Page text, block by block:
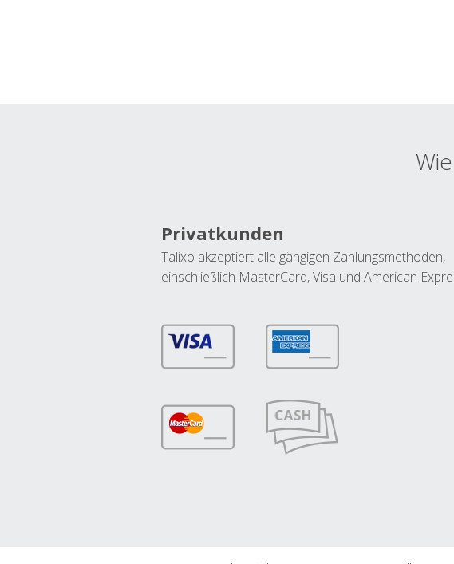
Privatkunden
Talixo akzeptiert alle gängigen Zahlungsmethoden,
einschließlich MasterCard, Visa und American